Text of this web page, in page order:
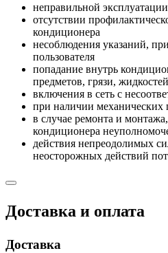
неправильной
отсутствии
кондиционера
несоблюдения указаний,
пользователя
попадание внутрь
предметов, грязи,
включения в сеть с
при наличии механических
в случае ремонта и
кондиционера
действия непреодолимых
неосторожных действий
Доставка и оплата
Доставка